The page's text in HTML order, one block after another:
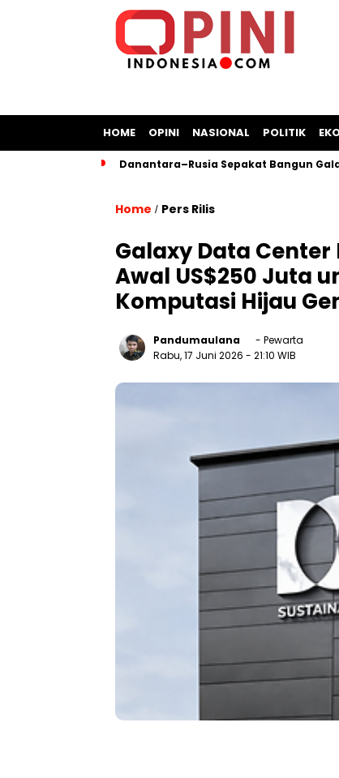
HOME OPINI NASIONAL POLITIK
Danantara–Rusia Sepakat Bangun
Home / Pers Rilis
Galaxy Data
Awal US$250 Juta
Komputasi Hijau
Pandumaulana
- Pewarta
Rabu, 17 Juni 2026 - 21:10 WIB